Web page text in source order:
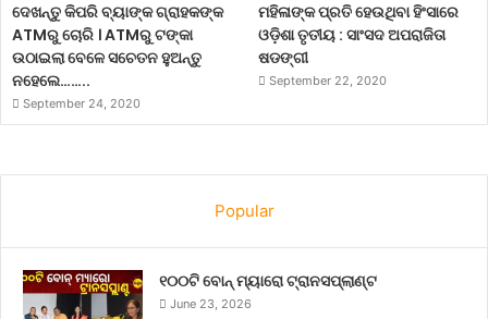
ଦେଖନ୍ତୁ କିପରି ବ୍ୟାଙ୍କ ଗ୍ରାହକଙ୍କ
ATMରୁ ଚୋରି । ATMରୁ ଟଙ୍କା
ଉଠାଇଲା ବେଳେ ସଚେତନ ହୁଅନ୍ତୁ
ନହେଲେ……..
September 24, 2020
ମହିଳାଙ୍କ ପ୍ରତି ହେଉଥିବା ହିଂସାରେ
ଓଡ଼ିଶା ତୃତୀୟ : ସାଂସଦ ଅପରାଜିତା
ଷଡଙ୍ଗୀ
September 22, 2020
Popular
୧୦୦ଟି ବୋନ୍ ମ୍ୟାରୋ ଟ୍ରାନସପ୍ଲାଣ୍ଟ
June 23, 2026